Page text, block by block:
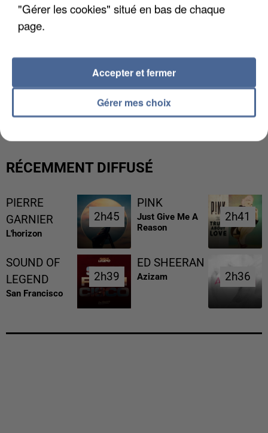
L’UN DES FONDATEURS SUPPOSÉS DE LA DZ
MAFIA INTERPELLÉ EN ALGÉRIE
RÉCEMMENT DIFFUSÉ
PIERRE
GARNIER
L'horizon
2h45
2h45
PINK
Just Give Me A
Reason
2h41
2h41
SOUND OF
LEGEND
San Francisco
2h39
2h39
ED SHEERAN
Azizam 2h36
2h36
"Gérer les cookies" situé en bas de chaque
page.
Gérer mes choix
Accepter et fermer